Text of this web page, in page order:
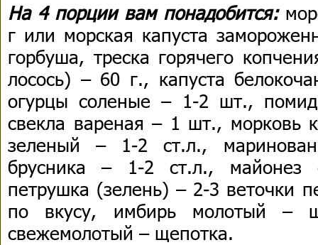
На 4 порции вам понадобится:
г или морская капуста
горбуша, треска горячего
лосось) – 60 г., капуста
огурцы соленые – 1-2 шт.,
свекла вареная – 1 шт., морковь
зеленый – 1-2 ст.л.,
брусника – 1-2 ст.л.,
петрушка (зелень) – 2-3 веточки
по вкусу, имбирь молотый –
свежемолотый – щепотка.